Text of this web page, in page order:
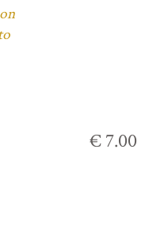
€ 7.00